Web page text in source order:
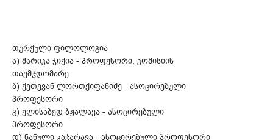
თურქული ფილოლოგია
ა) მარიკა ჯიქია - პროფესორი, კომისიის
თავმჯდომარე
ბ) ქეთევან ლორთქიფანიძე - ასოცირებული
პროფესორი
გ) ელისაბედ ბჟალავა - ასოცირებული
პროფესორი
დ) ნანული კაჭარავა - ასოცირებული პროფესორი